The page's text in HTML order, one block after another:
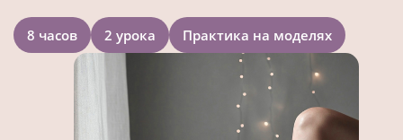
8 часов 2 урока Практика на моделях